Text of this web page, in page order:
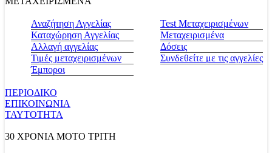
Αναζήτηση Αγγελίας
Καταχώρηση Αγγελίας
Αλλαγή αγγελίας
Τιμές μεταχειρισμένων
Έμποροι
Test Μεταχειρισμένων
Μεταχειρισμένα
Δόσεις
Συνδεθείτε με τις αγγελίες
ΠΕΡΙΟΔΙΚΟ
ΕΠΙΚΟΙΝΩΝΙΑ
ΤΑΥΤΟΤΗΤΑ
30 ΧΡΟΝΙΑ MOTO ΤΡΙΤΗ